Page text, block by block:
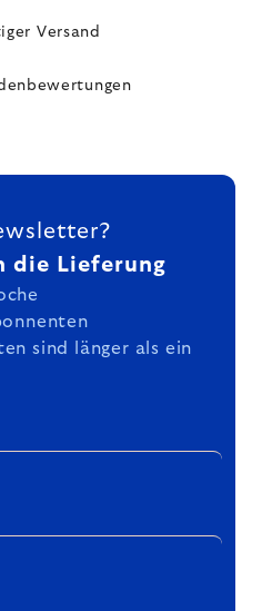
Versand
die Lieferung
sind länger als ein